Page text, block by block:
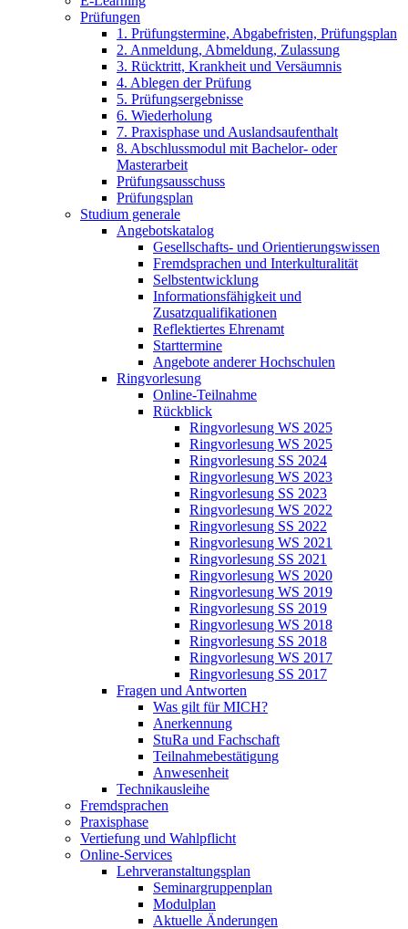
Prüfungen
1. Prüfungstermine, Abgabefristen, Prüfungsplan
2. Anmeldung, Abmeldung, Zulassung
3. Rücktritt, Krankheit und Versäumnis
4. Ablegen der Prüfung
5. Prüfungsergebnisse
6. Wiederholung
7. Praxisphase und Auslandsaufenthalt
8. Abschlussmodul mit Bachelor- oder
Masterarbeit
Prüfungsausschuss
Prüfungsplan
Studium generale
Angebotskatalog
Gesellschafts- und Orientierungswissen
Fremdsprachen und Interkulturalität
Selbstentwicklung
Informationsfähigkeit und
Zusatzqualifikationen
Reflektiertes Ehrenamt
Starttermine
Angebote anderer Hochschulen
Ringvorlesung
Online-Teilnahme
Rückblick
Ringvorlesung WS 2025
Ringvorlesung WS 2025
Ringvorlesung SS 2024
Ringvorlesung WS 2023
Ringvorlesung SS 2023
Ringvorlesung WS 2022
Ringvorlesung SS 2022
Ringvorlesung WS 2021
Ringvorlesung SS 2021
Ringvorlesung WS 2020
Ringvorlesung WS 2019
Ringvorlesung SS 2019
Ringvorlesung WS 2018
Ringvorlesung SS 2018
Ringvorlesung WS 2017
Ringvorlesung SS 2017
Fragen und Antworten
Was gilt für MICH?
Anerkennung
StuRa und Fachschaft
Teilnahmebestätigung
Anwesenheit
Technikausleihe
Fremdsprachen
Praxisphase
Vertiefung und Wahlpflicht
Online-Services
Lehrveranstaltungsplan
Seminargruppenplan
Modulplan
Aktuelle Änderungen